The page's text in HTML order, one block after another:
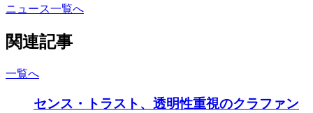
ニュース一覧へ
関連記事
一覧へ
センス・トラスト、透明性重視のクラファン